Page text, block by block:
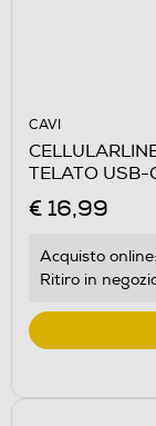
CAVI
TELATO
€ 16,99
Acquisto online:
Ritiro in